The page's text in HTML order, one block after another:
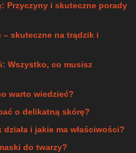
Przyczyny i skuteczne porady
– skuteczne na trądzik i
Wszystko, co musisz
warto wiedzieć?
o delikatną skórę?
i jakie ma właściwości?
do twarzy?